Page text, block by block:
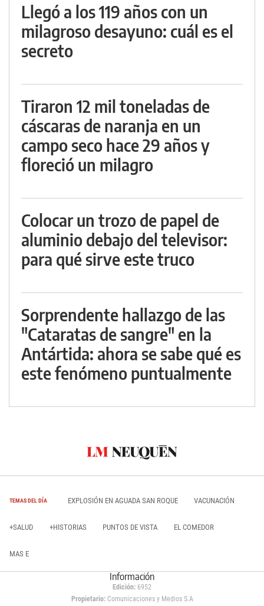
Llegó a los 119 años con un
milagroso desayuno: cuál es el
secreto
Tiraron 12 mil toneladas de
cáscaras de naranja en un
campo seco hace 29 años y
floreció un milagro
Colocar un trozo de papel de
aluminio debajo del televisor:
para qué sirve este truco
Sorprendente hallazgo de las
"Cataratas de sangre" en la
Antártida: ahora se sabe qué es
este fenómeno puntualmente
TEMAS DEL DÍA EXPLOSIÓN EN AGUADA SAN ROQUE VACUNACIÓN
+SALUD +HISTORIAS PUNTOS DE VISTA EL COMEDOR
MAS E
Información
Edición: 6952
Propietario:Comunicaciones y Medios S.A